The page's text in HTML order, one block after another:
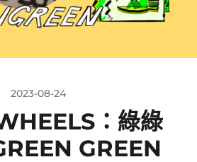
2023-08-24
：綠綠
GREEN